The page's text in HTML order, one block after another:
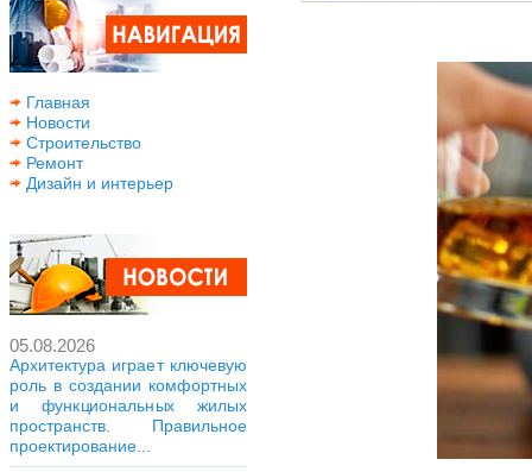
Главная
Новости
Строительство
Ремонт
Дизайн и интерьер
05.08.2026
Архитектура играет ключевую
роль в создании комфортных
и функциональных жилых
пространств. Правильное
проектирование...